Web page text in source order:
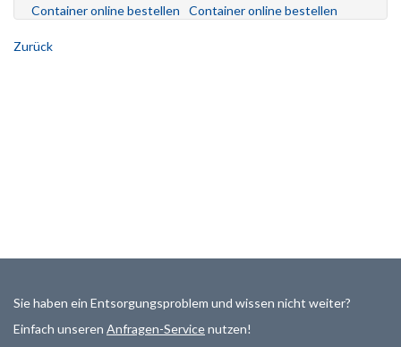
Container online bestellen Container online bestellen
Zurück
Sie haben ein Entsorgungsproblem und wissen nicht weiter?
Einfach unseren Anfragen-Servicenutzen!